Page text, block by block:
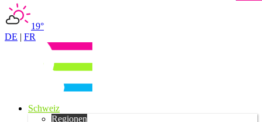
19°
DE | FR
Schweiz
Regionen